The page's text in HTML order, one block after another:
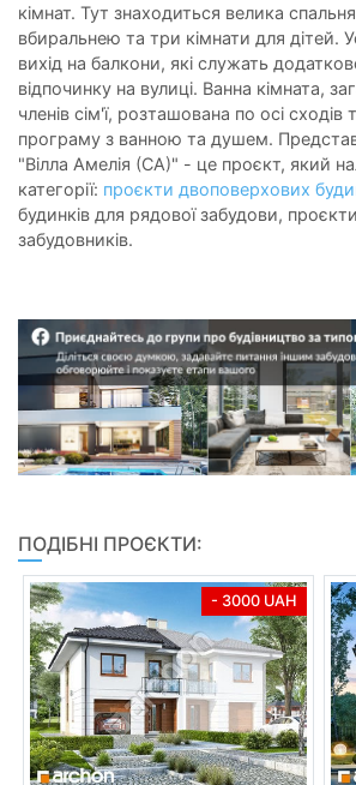
кімнат. Тут знаходиться велика
вбиральнею та три кімнати для дітей.
вихід на балкони, які служать
відпочинку на вулиці. Ванна кімната,
членів сім'ї, розташована по осі
програму з ванною та душем.
"Вілла Амелія (СА)" - це проєкт, який
категорії: проєкти двоповерхових
будинків для рядової забудови,
забудовників.
ПОДІБНІ ПРОЄКТИ:
- 3000 UAH